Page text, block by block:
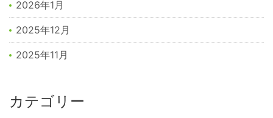
2026年1月
2025年12月
2025年11月
カテゴリー